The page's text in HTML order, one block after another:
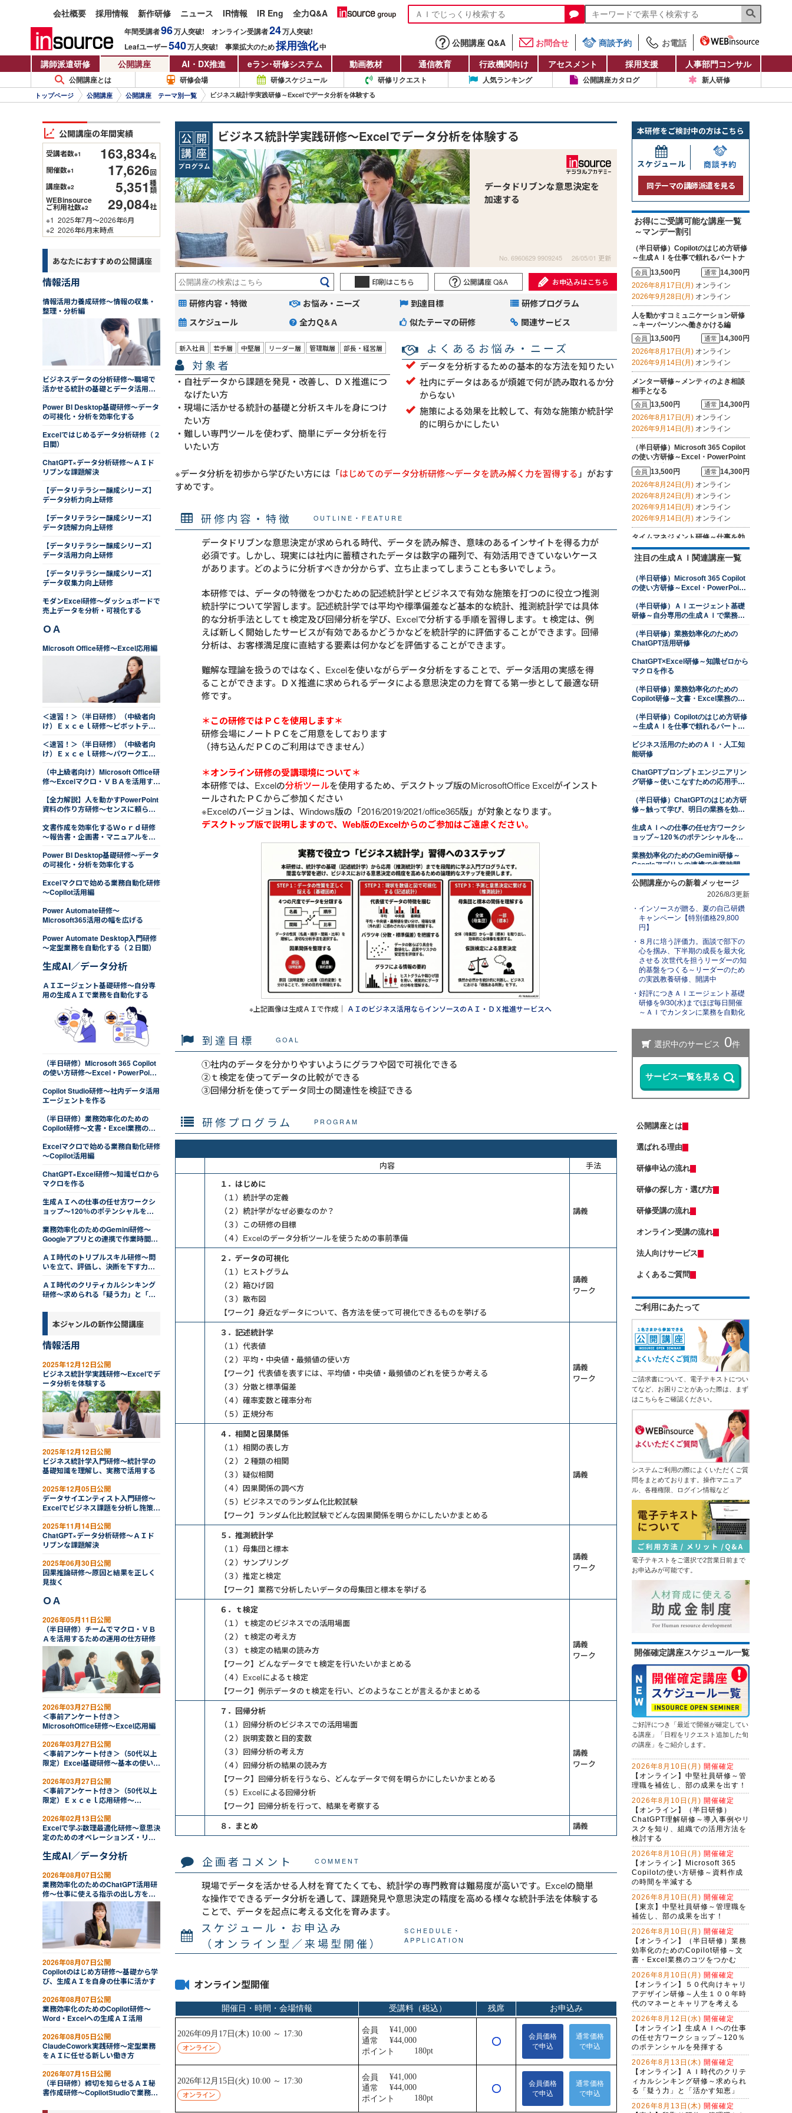
会社概要 採用情報 新作研修 ニュース IR情報 IR Eng 全力Q&A
年間受講者96万人突破! オンライン受講者24万人突破!
Leafユーザー540万人突破! 事業拡大のため採用強化中 公開講座 Q&A お問合せ 商談予約
お電話
講師派遣研修
公開講座 AI・DX推進 eラン・研修システム 動画教材 通信教育 行政機関向け アセスメント 採用支援 人事部門コンサル
公開講座とは 研修会場 研修スケジュール 研修リクエスト 人気ランキング 公開講座カタログ 新人研修
トップページ 公開講座 公開講座 テーマ別一覧 ビジネス統計学実践研修～Excelでデータ分析を体験する
ビジネス統計学実践研修～Excelでデータ分析を体験する
データドリブンな意思決定を
加速する
No. 6960629 9909245 26/05/01 更新
印刷はこちら 公開講座 Q&A お申込みはこちら
研修内容・特徴 お悩み・ニーズ 到達目標
研修プログラム
スケジュール
全力Ｑ&Ａ 似たテーマの研修 関連サービス
対象者
新入社員 若手層 中堅層 リーダー層 管理職層 部長・経営層
自社データから課題を発見・改善し、ＤＸ推進につ
なげたい方
現場に活かせる統計の基礎と分析スキルを身につけ
たい方
難しい専門ツールを使わず、簡単にデータ分析を行
いたい方
よくあるお悩み・ニーズ
データを分析するための基本的な方法を知りたい
社内にデータはあるが煩雑で何が読み取れるか分
からない
施策による効果を比較して、有効な施策か統計学
的に明らかにしたい
※データ分析を初歩から学びたい方には「はじめてのデータ分析研修～データを読み解く力を習得する」がおす
すめです。
研修内容・特徴 OUTLINE・FEATURE
データドリブンな意思決定が求められる時代、データを読み解き、意味のあるインサイトを得る力が
必須です。しかし、現実には社内に蓄積されたデータは数字の羅列で、有効活用できていないケース
があります。どのように分析すべきか分からず、立ち止まってしまうことも多いでしょう。
本研修では、データの特徴をつかむための記述統計学とビジネスで有効な施策を打つのに役立つ推測
統計学について学習します。記述統計学では平均や標準偏差など基本的な統計、推測統計学では具体
的な分析手法としてｔ検定及び回帰分析を学び、Excelで分析する手順を習得します。ｔ検定は、例
えば新しく開始したサービスが有効であるかどうかなどを統計学的に評価することができます。回帰
分析は、お客様満足度に直結する要素は何かなどを評価することができます。
難解な理論を扱うのではなく、Excelを使いながらデータ分析をすることで、データ活用の実感を得
ることができます。ＤＸ推進に求められるデータによる意思決定の力を育てる第一歩として最適な研
修です。
＊この研修ではＰＣを使用します＊
研修会場にノートＰＣをご用意をしております
（持ち込んだＰＣのご利用はできません）
＊オンライン研修の受講環境について＊
本研修では、Excelの分析ツールを使用するため、デスクトップ版のMicrosoftOffice Excelがインスト
ールされたＰＣからご参加ください
※Excelのバージョンは、Windows版の「2016/2019/2021/office365版」が対象となります。
デスクトップ版で説明しますので、Web版のExcelからのご参加はご遠慮ください。
※上記画像は生成ＡＩで作成｜ ＡＩのビジネス活用ならインソースのＡＩ・ＤＸ推進サービスへ
到達目標 GOAL
①社内のデータを分かりやすいようにグラフや図で可視化できる
②ｔ検定を使ってデータの比較ができる
③回帰分析を使ってデータ同士の関連性を検証できる
研修プログラム PROGRAM
内容
手法
１．はじめに​
（１）統計学の定義​
（２）統計学がなぜ必要なのか？​
（３）この研修の目標​
（４）Excelのデータ分析ツールを使うための事前準備​
講義
２．データの可視化​
（１）ヒストグラム​
（２）箱ひげ図​
（３）散布図​
【ワーク】身近なデータについて、各方法を使って可視化できるものを挙げる
講義
ワーク
３．記述統計学​
（１）代表値​
（２）平均・中央値・最頻値の使い方​
【ワーク】代表値を表すには、平均値・中央値・最頻値のどれを使うか考える
（３）分散と標準偏差​
（４）確率変数と確率分布​
（５）正規分布
講義
ワーク
４．相関と因果関係​
（１）相関の表し方​
（２）２種類の相関​
（３）疑似相関​
（４）因果関係の調べ方​
（５）ビジネスでのランダム化比較試験​
【ワーク】ランダム化比較試験でどんな因果関係を明らかにしたいかまとめる
講義
５．推測統計学​
（１）母集団と標本​
（２）サンプリング​
（３）推定と検定​
【ワーク】業務で分析したいデータの母集団と標本を挙げる
講義
ワーク
６．ｔ検定​
（１）ｔ検定のビジネスでの活用場面​
（２）ｔ検定の考え方​
（３）ｔ検定の結果の読み方​
【ワーク】どんなデータでｔ検定を行いたいかまとめる ​ ​
（４）Excelによるｔ検定​
【ワーク】例示データのｔ検定を行い、どのようなことが言えるかまとめる
講義
ワーク
７．回帰分析​
（１）回帰分析のビジネスでの活用場面​
（２）説明変数と目的変数​
（３）回帰分析の考え方​
（４）回帰分析の結果の読み方​
【ワーク】回帰分析を行うなら、どんなデータで何を明らかにしたいかまとめる​​
（５）Excelによる回帰分析​
【ワーク】回帰分析を行って、結果を考察する
講義
ワーク
８．まとめ 講義
企画者コメント COMMENT
現場でデータを活かせる人材を育てたくても、統計学の専門教育は難易度が高いです。Excelの簡単
な操作でできるデータ分析を通して、課題発見や意思決定の精度を高める様々な統計手法を体験する
ことで、データを起点に考える文化を育みます。
スケジュール・お申込み
（オンライン型／来場型開催）
SCHEDULE・
APPLICATION
オンライン型開催
公開講座の年間実績
受講者数※1 163,834名
開催数※1 17,626回
講座数※2 5,351 種
類
WEBinsource
ご利用社数※2 29,084社
※1 2025年7月～2026年6月
※2 2026年6月末時点
あなたにおすすめの公開講座
情報活用
情報活用力養成研修～情報の収集・
整理・分析編
ビジネスデータの分析研修～職場で
活かせる統計の基礎とデータ活用法
Power BI Desktop基礎研修～データ
の可視化・分析を効率化する
Excelではじめるデータ分析研修（２
日間）
ChatGPT×データ分析研修～ＡＩド
リブンな課題解決
【データリテラシー醸成シリーズ】
データ分析力向上研修
【データリテラシー醸成シリーズ】
データ読解力向上研修
【データリテラシー醸成シリーズ】
データ活用力向上研修
【データリテラシー醸成シリーズ】
データ収集力向上研修
モダンExcel研修～ダッシュボードで
売上データを分析・可視化する
ＯＡ
Microsoft Office研修～Excel応用編
＜速習！＞（半日研修）（中級者向
け）Ｅｘｃｅｌ研修～ピボットテー
＜速習！＞（半日研修）（中級者向
け）Ｅｘｃｅｌ研修～パワークエリ
（中上級者向け）Microsoft Office研
修～Excelマクロ・ＶＢＡを活用する
【全力解説】人を動かすPowerPoint
資料の作り方研修～センスに頼ら
る
文書作成を効率化するＷｏｒｄ研修
～報告書・企画書・マニュアルを最
Power BI Desktop基礎研修～データ
の可視化・分析を効率化する
Excelマクロで始める業務自動化研修
～Copilot活用編
Power Automate研修～
Microsoft365活用の幅を広げる
Power Automate Desktop入門研修
～定型業務を自動化する（２日間）
生成AI／データ分析
ＡＩエージェント基礎研修～自分専
用の生成ＡＩで業務を自動化する
（半日研修）Microsoft 365 Copilot
の使い方研修～Excel・PowerPoint
Copilot Studio研修～社内データ活用
エージェントを作る
（半日研修）業務効率化のための
Copilot研修～文書・Excel業務のコ
Excelマクロで始める業務自動化研修
～Copilot活用編
ChatGPT×Excel研修～知識ゼロから
マクロを作る
生成ＡＩへの仕事の任せ方ワークシ
ョップ～120％のポテンシャルを発
業務効率化のためのGemini研修～
Googleアプリとの連携で作業時間を
ＡＩ時代のトリプルスキル研修～問
いを立て、評価し、決断を下す力を
ＡＩ時代のクリティカルシンキング
研修～求められる「疑う力」と「活
本ジャンルの新作公開講座
情報活用
2025年12月12日公開
ビジネス統計学実践研修～Excelでデ
ータ分析を体験する
2025年12月12日公開
ビジネス統計学入門研修～統計学の
基礎知識を理解し、実務で活用する
2025年12月05日公開
データサイエンティスト入門研修～
Excelでビジネス課題を分析し施策を
2025年11月14日公開
ChatGPT×データ分析研修～ＡＩド
リブンな課題解決
2025年06月30日公開
因果推論研修～原因と結果を正しく
見抜く
ＯＡ
2026年05月11日公開
（半日研修）チームでマクロ・ＶＢ
Ａを活用するための運用の仕方研修
2026年03月27日公開
＜事前アンケート付き＞
MicrosoftOffice研修～Excel応用編
2026年03月27日公開
＜事前アンケート付き＞（50代以上
限定）Excel基礎研修～基本の使い方
2026年03月27日公開
＜事前アンケート付き＞（50代以上
限定）Ｅｘｃｅｌ応用研修～
ボットテーブルを学ぶ
2026年02月13日公開
Excelで学ぶ数理最適化研修～意思決
定のためのオペレーションズ・リサ
生成AI／データ分析
2026年08月07日公開
業務効率化のためのChatGPT活用研
修～仕事に使える指示の出し方を学
ぶ
2026年08月07日公開
Copilotのはじめ方研修～基礎から学
び、生成ＡＩを自身の仕事に活かす
2026年08月07日公開
業務効率化のためのCopilot研修～
Word・Excelへの生成ＡＩ活用
2026年08月05日公開
ClaudeCowork実践研修～定型業務
をＡＩに任せる新しい働き方
2026年07月15日公開
（半日研修）締切を知らせるＡＩ秘
書作成研修～CopilotStudioで業務自
本研修をご検討中の方はこちら
スケジュール
商談予約
同テーマの講師派遣を見る
お得にご受講可能な講座一覧
～マンデー割引
（半日研修）Copilotのはじめ方研修
～生成ＡＩを仕事で頼れるパートナ
ーにする
会員 13,500円 通常 14,300円
2026年8月17日(月) オンライン
2026年9月28日(月) オンライン
人を動かすコミュニケーション研修
～キーパーソンへ働きかける編
会員 13,500円 通常 14,300円
2026年8月17日(月) オンライン
2026年9月14日(月) オンライン
メンター研修～メンティのよき相談
相手となる
会員 13,500円 通常 14,300円
2026年8月17日(月) オンライン
2026年9月14日(月) オンライン
（半日研修）Microsoft 365 Copilot
の使い方研修～Excel・PowerPoint
操作を効率化する
会員 13,500円 通常 14,300円
2026年8月24日(月) オンライン
2026年8月24日(月) オンライン
2026年9月14日(月) オンライン
2026年9月14日(月) オンライン
タイムマネジメント研修～仕事を効
率的に進めるための時間管理を学ぶ
会員 13,500円 通常 14,300円
2026年8月24日(月)
ロジカルシンキング研修
会員 13,500円 通常
14,300円
2026年8月24日(月)オンライン
2026年9月28日(月)オンライン
交渉力向上研修～ネゴシエーション
スキルを上達させる
会員 13,500円
2026年8月24日(月)オンライン
2026年9月28日(月) オンライン
判断力強化研修～８つの観点で意思
決定ができる管理職になる
2026年8月24日(月)オンライン
プレゼンテーション研修～相手を動
会員 13,500円 通常 14,300円
１対１面談研修～部下のキャリア開
会員 13,500円 通常 14,300円
若手社員研修～主体性の発揮
14,300円
2026年8月31日(月)オンライン
修～自他尊重のスタンスで言いにく
いことを伝える
会員 13,500円 通常 14,300円
2026年8月31日(月)オンライン
レジリエンス研修～しなやかにスト
レスと向き合い、回復力を身につけ
会員 13,500円 通常 14,300円
2026年9月7日(月)オンライン
リスクマネジメント研修～未然に防
ぐ方法を学ぶ
会員
14,300円
2026年9月7日(月)オンライン
研修～自分専用の生成ＡＩで業務を
自動化する
2026年9月7日(月)
ネスマナー研修
2026年9月7日(月)オンライン
2026年9月14日(月)
オンライン
票・説明会・入社手続きの流れを押
会員 13,500円
生産性向上研修～仕事の見える化で
ムダなく成果につなげる
会員 13,500円 通常
14,300円
2026年9月7日(月)
オンライン
情報セキュリティマネジメント研修
会員 14,300円 通常 14,300円
2026年9月7日(月)オンライン
中堅社員研修～管理職を補佐し、部
の成果を出す！
会員 13,500円 通常 14,300円
2026年9月7日(月)オンライン
プロジェクトマネジメント基礎研修
会員 13,500円 通常 14,300円
オンライン
はじめての経理実務研修～日次・月
会員 13,500円 通常 14,300円
2026年9月14日(月)オンライン
2026年9月28日(月)
情報セキュリティ研修～身近な事例
から社内リスクを抑制する
13,500円 通常
14,300円
2026年9月14日(月)オンライン
問題解決研修～ビジネス上の問題を
解決する
会員 13,500円 通常 14,300円
2026年9月28日(月)オンライン
注目の生成ＡＩ関連講座一覧
（半日研修）Microsoft 365 Copilot
の使い方研修～Excel・PowerPoint
（半日研修）ＡＩエージェント基礎
研修～自分専用の生成ＡＩで業務を
（半日研修）業務効率化のための
ChatGPT活用研修
ChatGPT×Excel研修～知識ゼロから
マクロを作る
（半日研修）業務効率化のための
Copilot研修～文書・Excel業務のコ
（半日研修）Copilotのはじめ方研修
～生成ＡＩを仕事で頼れるパートナ
ビジネス活用のためのＡＩ・人工知
能研修
ChatGPTプロンプトエンジニアリン
グ研修～使いこなすための応用手法
（半日研修）ChatGPTのはじめ方研
修～触って学び、明日の業務を効率
生成ＡＩへの仕事の任せ方ワークシ
ョップ～120％のポテンシャルを発
業務効率化のためのGemini研修～
Googleアプリとの連携で作業時間を
削減する
（半日研修）ChatGPTを活用した発
ＡＩエージェント基礎研修～自分専
用の生成ＡＩで業務を自動化する
（半日研修）ChatGPT×Excel研修～
身近なExcel業務から始めるＡＩ活用
ChatGPTを活用したビジネス文書研
修～文書作成の新スタンダードを学
生成ＡＩを活用した業務改善研修～
業務を可視化し、ＡＩに置き換え組
織展開する
入事例やリスクを知り、組織での活
用方法を検討する
【ＡＩと働く】研修担当者レベルア
ップ研修～整合性・納得感をＡＩで
担保する
Microsoft 365 Copilotの使い方研修
～資料作成の時間を半減する
ＤＸ推進のための要件定義研修
Excelマクロで始める業務自動化研修
に触れ、業務効率化のマインドを獲
ＡＩエージェント基礎研修～Gemini
で自組織専用のGemを作成する
ChatGPT×Pythonプログラミング研
間）
生成ＡＩ活用研修～リスクを理解し
運用方針を決める
～Excel業務と資料作成の負担を減ら
す
受注獲得のためのＡＩ活用研修～デ
ータ分析からソリューションの導出
まで
生成ＡＩ推進リーダー育成研修～効
果的な業務を選びエージェントを作
成する
（半日研修）デザイン業務内製化の
ための画像生成ＡＩ活用研修
はじめての業務自動化研修～生成Ａ
ＩとPythonで１日１時間を生みだす
ＤＸ推進のための業務改革研修～デ
ジタル活用の視点を持つ
ChatGPT×データ分析研修～ＡＩド
リブンな課題解決
（半日研修）ＡＩ理解研修～人工知
能にできることを知り、正しく活用
する
触って高める生成ＡＩリテラシー研
修～生成ＡＩパスポート取得の１歩
を踏み出す
管理職向け発想力強化ワークショッ
プ～生成ＡＩとＳＦ思考で未来を構
想する
NotebookLM活用研修～生成ＡＩで
スライド作成を自動化する
問合せ対応効率化のためのＡＩエー
ジェント研修～CopilotとExcel編
（２日間）
生成ＡＩを味方にするWebマーケテ
成術～年間6,000件の問合せを獲得す
る、インソース流のWeb開発
（半日研修）営業向け生成ＡＩ活用
研修～提案書作成・Excel作業を効率
化する
初心者限定！GeminiでWeb検索・情
報整理から自業務特化ＡＩ作成まで
学ぶ３日間集中コース
ChatGPT×Excelレベルアップ研修～
マクロ仕様書で、要件定義力を強化
する
（半日研修）ChatGPTによるプログ
ラミング効率化研修～活用事例とプ
ＡＩエージェント開発研修～
LangChainで業務プロセスを改善す
る（２日間）
初心者限定！Copilotで基本操作から
自業務特化ＡＩ作成まで学ぶ３日間
集中コース
生成ＡＩを活用した企画立案ワーク
ショップ～アイデアソンに取り組む
生成AI活用講座・応用編
Claude Cowork実践研修～定型業務
をＡＩに任せる新しい働き方
生成AI活用講座・基礎編
Ｇ検定対策研修～現代に必須のＡＩ
リテラシー（２日間）
アプリを作れる自分になる！生成Ａ
Ｉで仕事を変えるバイブコーディン
グ研修（２日間）
バイブコーディング体験研修～ＡＩ
の力でプログラムを自動作成する
（半日研修）ＡＩ時代の構文リテラ
シー向上研修～アレクサンドラ・ア
ミラーゼ構文で考える
（半日研修）締切を知らせるＡＩ秘
書作成研修～Copilot Studioで業務自
動化
Gemini実践者向け！NotebookLM資
料作成からGem構築まで学ぶ３日間
集中コース
Copilot実践者向け！Excel自動化か
らＡＩエージェント構築まで学ぶ３
日間集中コース
（半日研修）RAGシステム基礎研修
公開講座からの新着メッセージ
2026/8/3更新
インソースが贈る、夏の自己研鑽
キャンペーン【特別価格29,800
円】
８月に培う評価力。面談で部下の
心を掴み、下半期の成長を最大化
させる 次世代を担うリーダーの知
的基盤をつくる～リーダーのため
の実践教養研修、開講中
好評につきＡＩエージェント基礎
研修を9/30(水)までほぼ毎日開催
～ＡＩでカンタンに業務を自動化
公開講座とは
選ばれる理由
研修申込の流れ
研修の探し方・選び方
研修受講の流れ
オンライン受講の流れ
法人向けサービス
よくあるご質問
ご利用にあたって
ご請求書について、電子テキストについ
てなど、お困りごとがあった際は、まず
はこちらをご確認ください。
システムご利用の際によくいただくご質
問をまとめております。操作マニュア
ル、各種権限、ログイン情報など
電子テキストをご選択で2営業日前まで
お申込みが可能です。
開催確定講座スケジュール一覧
ご好評につき「最近で開催が確定してい
る講座」「日程をリクエスト追加した旬
の講座」をご紹介します。
2026年8月10日(月) 開催確定
【オンライン】中堅社員研修～管
理職を補佐し、部の成果を出す！
2026年8月10日(月) 開催確定
【オンライン】（半日研修）
ChatGPT理解研修～導入事例やリ
スクを知り、組織での活用方法を
検討する
2026年8月10日(月) 開催確定
【オンライン】Microsoft 365
Copilotの使い方研修～資料作成
の時間を半減する
2026年8月10日(月) 開催確定
【東京】中堅社員研修～管理職を
補佐し、部の成果を出す！
2026年8月10日(月) 開催確定
【オンライン】（半日研修）業務
効率化のためのCopilot研修～文
書・Excel業務のコツをつかむ
2026年8月10日(月) 開催確定
【オンライン】５０代向けキャリ
アデザイン研修～人生１００年時
代のマネーとキャリアを考える
2026年8月12日(水) 開催確定
【オンライン】生成ＡＩへの仕事
の任せ方ワークショップ～120％
のポテンシャルを発揮する
2026年8月13日(木) 開催確定
【オンライン】ＡＩ時代のクリテ
ィカルシンキング研修～求められ
る「疑う力」と「活かす知恵」
2026年8月13日(木) 開催確定